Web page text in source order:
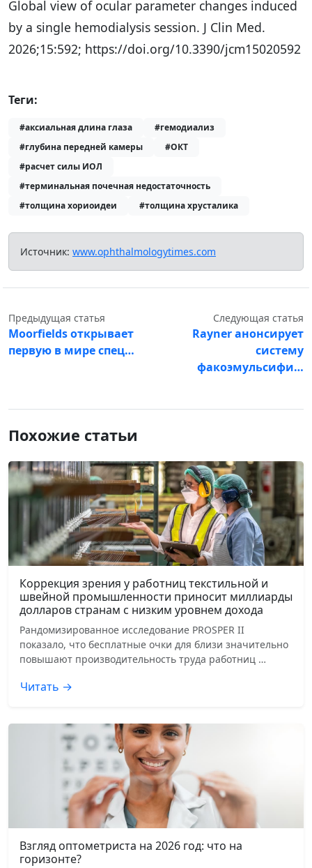
Global view of ocular parameter changes induced
by a single hemodialysis session. J Clin Med.
2026;15:592; https://doi.org/10.3390/jcm15020592
Теги:
#аксиальная длина глаза
#гемодиализ
#глубина передней камеры
#ОКТ
#расчет силы ИОЛ
#терминальная почечная недостаточность
#толщина хориоидеи
#толщина хрусталика
Источник: www.ophthalmologytimes.com
Предыдущая статья
Moorfields открывает
первую в мире спец…
Следующая статья
Rayner анонсирует
систему
факоэмульсифи…
Похожие статьи
Коррекция зрения у работниц текстильной и
швейной промышленности приносит миллиарды
долларов странам с низким уровнем дохода
Рандомизированное исследование PROSPER II
показало, что бесплатные очки для близи значительно
повышают производительность труда работниц …
Читать →
Взгляд оптометриста на 2026 год: что на
горизонте?